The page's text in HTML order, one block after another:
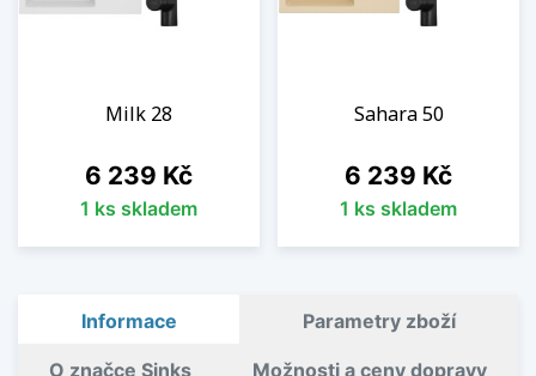
Milk 28
Cena
6 239 Kč
1 ks skladem
Sahara 50
Cena
6 239 Kč
1 ks skladem
Informace Parametry zboží
O značce Sinks Možnosti a ceny dopravy